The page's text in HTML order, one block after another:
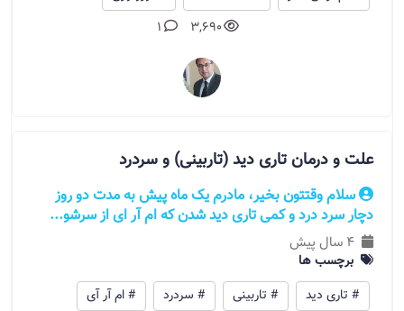
3,690
1
علت و درمان تاری دید (تاربینی) و سردرد
سلام وقتتون بخیر، مادرم یک ماه پیش به مدت دو روز
دچار سرد درد و کمی تاری دید شدن که ام آر ای از سرشو...
4 سال پیش
برچسب ها
# تاری دید
# تاربینی # سردرد
# ام آر آی